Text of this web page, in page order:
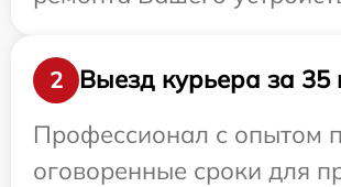
2
Выезд курьера за 35
Профессионал с опытом
оговоренные сроки для